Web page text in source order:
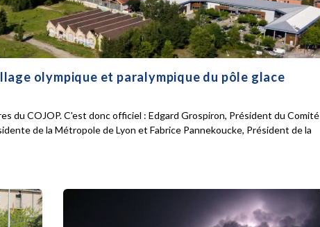
olympique et paralympique du pôle glace
du COJOP. C'est donc officiel : Edgard Grospiron, Président du Comité
de la Métropole de Lyon et Fabrice Pannekoucke, Président de la